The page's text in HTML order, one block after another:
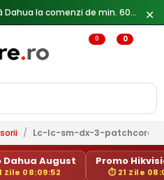
🎁 Câștigă săptămânal o cameră Dahua la comenzi de min. 600 lei — ✕
0 0
/ Lc-lc-sm-dx-3-patchcord-
Dahua August
Zile 08:09:52
Promo
⏱ 21 Zile